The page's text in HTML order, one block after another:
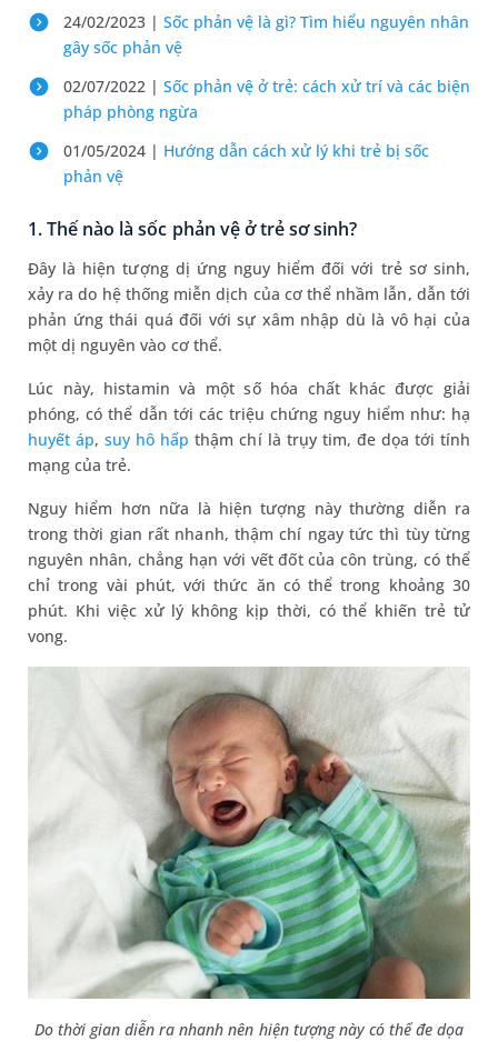
24/02/2023 | Sốc phản vệ là gì? Tìm hiểu nguyên nhân
gây sốc phản vệ
02/07/2022 | Sốc phản vệ ở trẻ: cách xử trí và các biện
pháp phòng ngừa
01/05/2024 | Hướng dẫn cách xử lý khi trẻ bị sốc
phản vệ
1. Thế nào là sốc phản vệ ở trẻ sơ sinh?
Đây là hiện tượng dị ứng nguy hiểm đối với trẻ sơ sinh,
xảy ra do hệ thống miễn dịch của cơ thể nhầm lẫn, dẫn tới
phản ứng thái quá đối với sự xâm nhập dù là vô hại của
một dị nguyên vào cơ thể.
Lúc này, histamin và một số hóa chất khác được giải
phóng, có thể dẫn tới các triệu chứng nguy hiểm như: hạ
huyết áp,suy hô hấp thậm chí là trụy tim, đe dọa tới tính
mạng của trẻ.
Nguy hiểm hơn nữa là hiện tượng này thường diễn ra
trong thời gian rất nhanh, thậm chí ngay tức thì tùy từng
nguyên nhân, chẳng hạn với vết đốt của côn trùng, có thể
chỉ trong vài phút, với thức ăn có thể trong khoảng 30
phút. Khi việc xử lý không kịp thời, có thể khiến trẻ tử
vong.
Do thời gian diễn ra nhanh nên hiện tượng này có thể đe dọa